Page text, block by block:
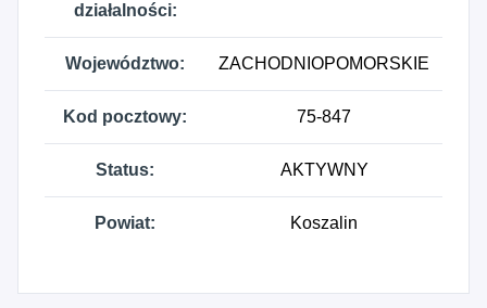
działalności:
Województwo: ZACHODNIOPOMORSKIE
Kod pocztowy: 75-847
Status: AKTYWNY
Powiat: Koszalin